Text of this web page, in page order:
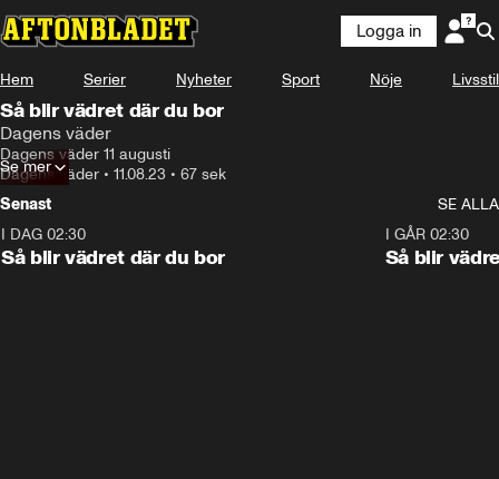
Logga in
Hem Serier Nyheter Sport Nöje Livsstil
Så blir vädret där du bor
Dagens väder
Dagens väder 11 augusti
Dagens väder • 11.08.23 • 67 sek
Se mer
Senast
SE ALLA
I DAG 02:30
Så blir vädret där du bor
I GÅR 02:30
Så blir